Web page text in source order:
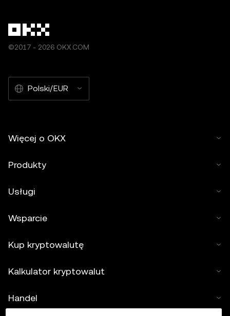
©2017 - 2026 OKX.COM
Polski/EUR
Więcej o OKX
Produkty
Usługi
Wsparcie
Kup kryptowalutę
Kalkulator kryptowalut
Handel